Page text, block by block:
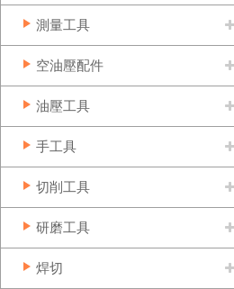
測量工具
空油壓配件
油壓工具
手工具
切削工具
研磨工具
焊切